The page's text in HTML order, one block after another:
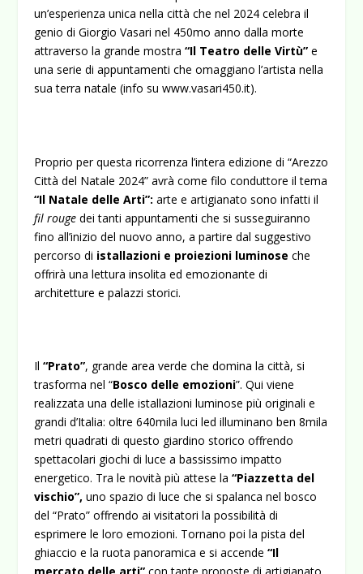
un’esperienza unica nella città che nel 2024 celebra il
genio di Giorgio Vasari nel 450mo anno dalla morte
attraverso la grande mostra“Il Teatro delle Virtù” e
una serie di appuntamenti che omaggiano l’artista nella
sua terra natale (info suwww.vasari450.it).
Proprio per questa ricorrenza l’intera edizione di “Arezzo
Città del Natale 2024” avrà come filo conduttore il tema
“Il Natale delle Arti”:arte e artigianato sono infatti il
fil rouge dei tanti appuntamenti che si susseguiranno
fino all’inizio del nuovo anno, a partire dal suggestivo
percorso di istallazioni e proiezioni luminose che
offrirà una lettura insolita ed emozionante di
architetture e palazzi storici.
Il“Prato”, grande area verde che domina la città, si
trasforma nel “Bosco delle emozioni”. Qui viene
realizzata una delle istallazioni luminose più originali e
grandi d’Italia: oltre 640mila luci led illuminano ben 8mila
metri quadrati di questo giardino storico offrendo
spettacolari giochi di luce a bassissimo impatto
energetico. Tra le novità più attese la“Piazzetta del
vischio”, uno spazio di luce che si spalanca nel bosco
del “Prato” offrendo ai visitatori la possibilità di
esprimere le loro emozioni. Tornano poi la pista del
ghiaccio e la ruota panoramica e si accende“Il